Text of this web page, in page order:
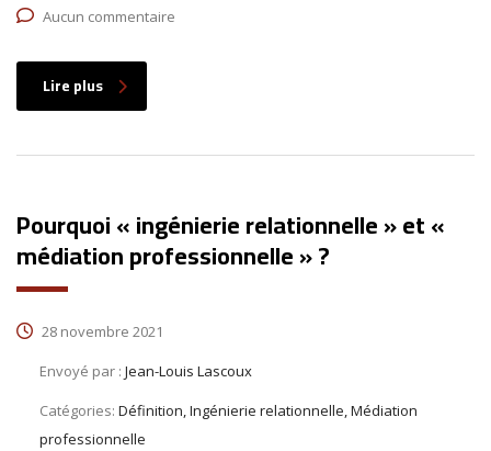
Aucun commentaire
Lire plus
Pourquoi « ingénierie relationnelle » et «
médiation professionnelle » ?
28 novembre 2021
Envoyé par : Jean-Louis Lascoux
Catégories: Définition, Ingénierie relationnelle, Médiation
professionnelle